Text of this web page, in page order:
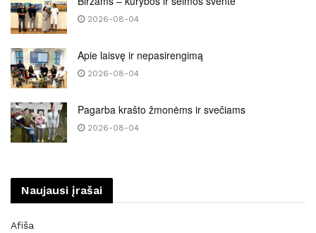
2026-08-04
Apie laisvę ir nepasirengimą
2026-08-04
Pagarba krašto žmonėms ir svečiams
2026-08-04
Naujausi įrašai
Afiša